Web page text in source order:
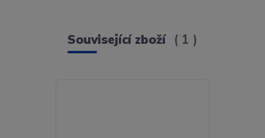
Související zboží 1